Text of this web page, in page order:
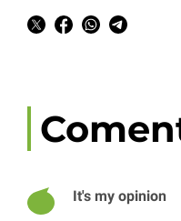
It's my opinion